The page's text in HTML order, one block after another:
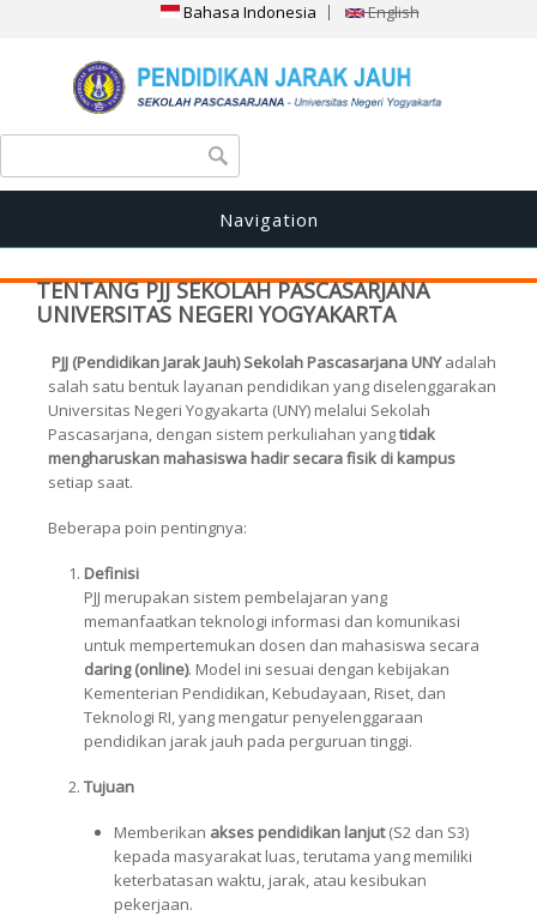
Bahasa Indonesia English
Search form
Navigation
TENTANG PJJ SEKOLAH PASCASARJANA
UNIVERSITAS NEGERI YOGYAKARTA
PJJ (Pendidikan Jarak Jauh) Sekolah Pascasarjana UNYadalah
salah satu bentuk layanan pendidikan yang diselenggarakan
Universitas Negeri Yogyakarta (UNY) melalui Sekolah
Pascasarjana, dengan sistem perkuliahan yangtidak
mengharuskan mahasiswa hadir secara fisik di kampus
setiap saat.
Beberapa poin pentingnya:
Definisi
PJJ merupakan sistem pembelajaran yang
memanfaatkan teknologi informasi dan komunikasi
untuk mempertemukan dosen dan mahasiswa secara
daring (online). Model ini sesuai dengan kebijakan
Kementerian Pendidikan, Kebudayaan, Riset, dan
Teknologi RI, yang mengatur penyelenggaraan
pendidikan jarak jauh pada perguruan tinggi.
Tujuan
Memberikan akses pendidikan lanjut(S2 dan S3)
kepada masyarakat luas, terutama yang memiliki
keterbatasan waktu, jarak, atau kesibukan
pekerjaan.